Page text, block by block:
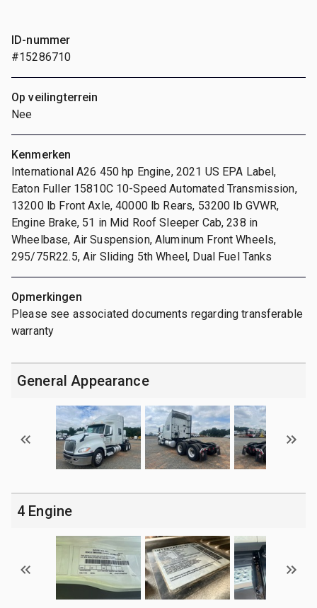
ID-nummer
#15286710
Op veilingterrein
Nee
Kenmerken
International A26 450 hp Engine, 2021 US EPA Label,
Eaton Fuller 15810C 10-Speed Automated Transmission,
13200 lb Front Axle, 40000 lb Rears, 53200 lb GVWR,
Engine Brake, 51 in Mid Roof Sleeper Cab, 238 in
Wheelbase, Air Suspension, Aluminum Front Wheels,
295/75R22.5, Air Sliding 5th Wheel, Dual Fuel Tanks
Opmerkingen
Please see associated documents regarding transferable
warranty
General Appearance
4 Engine